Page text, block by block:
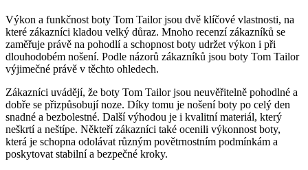
Výkon a funkčnost⁤ boty⁤ Tom‍ Tailor jsou‌ dvě ‌klíčové vlastnosti, na
které zákazníci kladou velký důraz. Mnoho recenzí zákazníků se
zaměřuje ⁣právě na pohodlí ‌a schopnost boty udržet výkon i při
dlouhodobém nošení. Podle názorů zákazníků jsou​ boty Tom ​Tailor
⁢výjimečné právě v těchto ohledech.
Zákazníci uvádějí, že boty Tom Tailor jsou neuvěřitelně pohodlné ⁤a
dobře se‍ přizpůsobují noze. Díky tomu je nošení⁢ boty po‌ celý den
snadné a bezbolestné. ​Další ‌výhodou‌ je⁤ i ‌kvalitní⁤ materiál, který
neškrtí a ⁣neštípe. ‍Někteří zákazníci také ocenili výkonnost ‍boty, ​
která je ​schopna odolávat různým povětrnostním podmínkám⁣ a
poskytovat stabilní a bezpečné ‍kroky.